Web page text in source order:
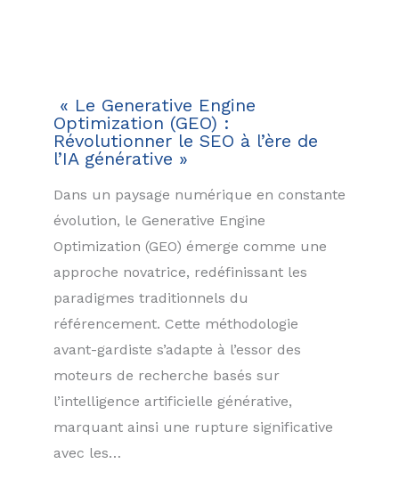
« Le Generative Engine
Optimization (GEO) :
Révolutionner le SEO à l’ère de
l’IA générative »
Dans un paysage numérique en constante
évolution, le Generative Engine
Optimization (GEO) émerge comme une
approche novatrice, redéfinissant les
paradigmes traditionnels du
référencement. Cette méthodologie
avant-gardiste s’adapte à l’essor des
moteurs de recherche basés sur
l’intelligence artificielle générative,
marquant ainsi une rupture significative
avec les…